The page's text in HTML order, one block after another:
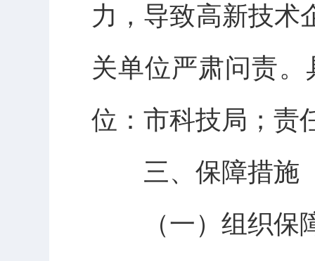
力，导致高新技术
关单位严肃问责
位：市科技局；责
三、保障措施
（一）组织保